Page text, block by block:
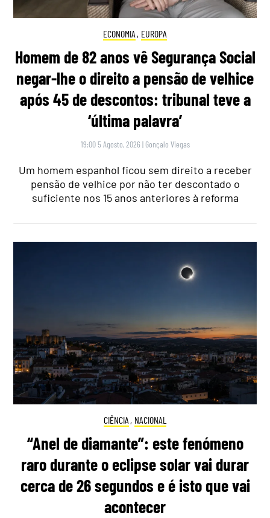
ECONOMIA , EUROPA
Homem de 82 anos vê Segurança Social
negar-lhe o direito a pensão de velhice
após 45 de descontos: tribunal teve a
‘última palavra’
19:00 5 Agosto, 2026 | Gonçalo Viegas
Um homem espanhol ficou sem direito a receber
pensão de velhice por não ter descontado o
suficiente nos 15 anos anteriores à reforma
CIÊNCIA , NACIONAL
“Anel de diamante”: este fenómeno
raro durante o eclipse solar vai durar
cerca de 26 segundos e é isto que vai
acontecer